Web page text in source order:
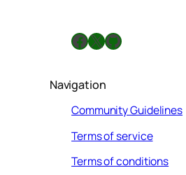
Facebook X GitHub
Navigation
Community Guidelines
Terms of service
Terms of conditions